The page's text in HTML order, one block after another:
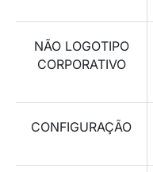
NÃO LOGOTIPO
CORPORATIVO
CONFIGURAÇÃO